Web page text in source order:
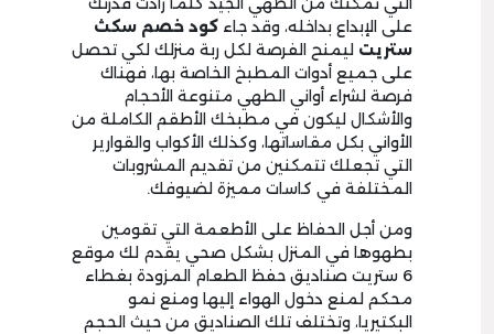
على الإبداع بداخله، وقد جاء كود خصم سكث
ستريت ليمنح الفرصة لكل ربة منزلك لكي تحصل
على جميع أدوات المطبخ الخاصة بها، فهناك
فرصة لشراء أواني الطهي متنوعة الأحجام
والأشكال ليكون في مطبخك الأطقم الكاملة من
الأواني بكل مقاساتها، وكذلك الأكواب والقوارير
التي تجعلك تتمكنين من تقديم المشروبات
المختلفة في كاسات مميزة لضيوفك.
ومن أجل الحفاظ على الأطعمة التي تقومين
بطهوها في المنزل بشكل صحي يقدم لك موقع
6 ستريت صناديق حفظ الطعام المزودة بغطاء
محكم لمنع دخول الهواء إليها ومنع نمو
البكتيريا، وتختلف تلك الصناديق من حيث الحجم